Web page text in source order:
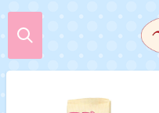
Ga
direct
de